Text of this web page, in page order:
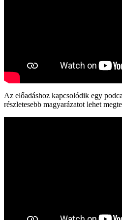
Az előadáshoz kapcsolódik egy
részletesebb magyarázatot lehet